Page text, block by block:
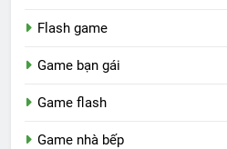
Flash game
Game bạn gái
Game flash
Game nhà bếp